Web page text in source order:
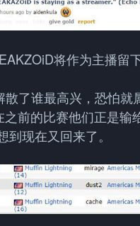
将作为主播留
散了谁最高兴，恐怕就
前的比赛他们正是输
现在又回来了。